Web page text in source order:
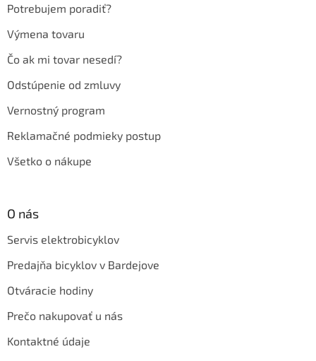
Potrebujem poradiť?
Výmena tovaru
Čo ak mi tovar nesedí?
Odstúpenie od zmluvy
Vernostný program
Reklamačné podmieky postup
Všetko o nákupe
O nás
Servis elektrobicyklov
Predajňa bicyklov v Bardejove
Otváracie hodiny
Prečo nakupovať u nás
Kontaktné údaje